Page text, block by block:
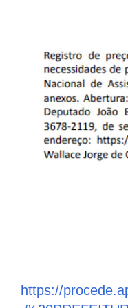
https://